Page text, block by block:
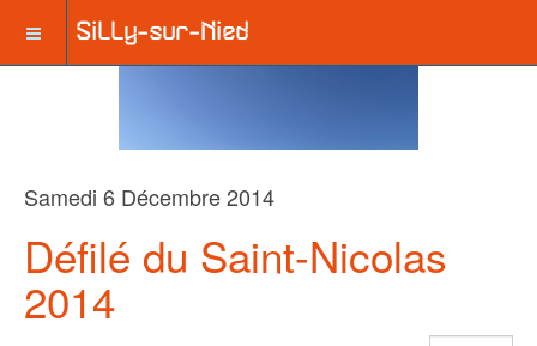
Samedi 6 Décembre 2014
Défilé du Saint-Nicolas
2014